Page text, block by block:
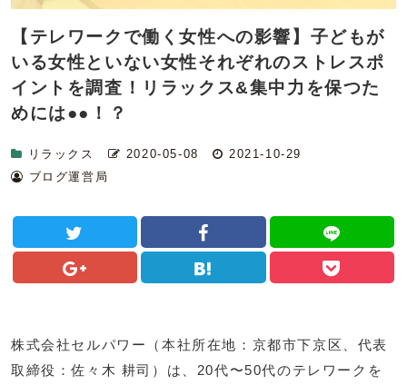
【テレワークで働く女性への影響】子どもが
いる女性といない女性それぞれのストレスポ
イントを調査！リラックス&集中力を保つた
めには●●！？
リラックス 2020-05-08
2021-10-29
ブログ運営局
株式会社セルパワー（本社所在地：京都市下京区、代表
取締役：佐々木 耕司）は、20代〜50代のテレワークを